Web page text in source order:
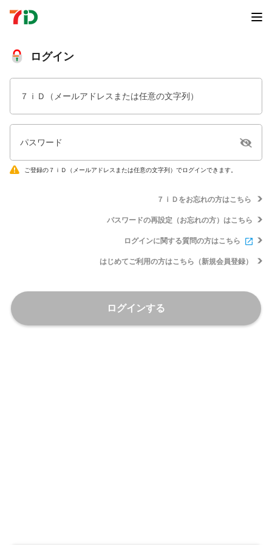
ログイン
７ｉＤ（メールアドレスまたは任意の文字列）
パスワード
ご登録の７ｉＤ（メールアドレスまたは任意の文字列）でログインできます。
７ｉＤをお忘れの方はこちら
パスワードの再設定（お忘れの方）はこちら
ログインに関する質問の方はこちら
はじめてご利用の方はこちら（新規会員登録）
ログインする